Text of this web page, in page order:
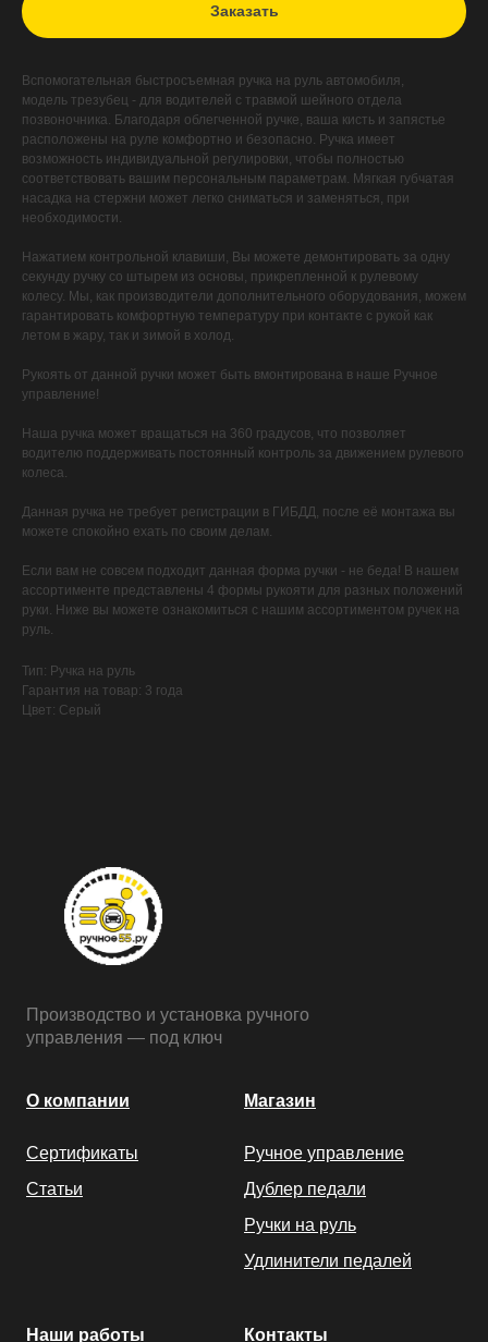
Заказать
Вспомогательная быстросъемная ручка на руль автомобиля,
модель трезубец - для водителей с травмой шейного отдела
позвоночника. Благодаря облегченной ручке, ваша кисть и запястье
расположены на руле комфортно и безопасно. Ручка имеет
возможность индивидуальной регулировки, чтобы полностью
соответствовать вашим персональным параметрам. Мягкая губчатая
насадка на стержни может легко сниматься и заменяться, при
необходимости.
Нажатием контрольной клавиши, Вы можете демонтировать за одну
секунду ручку со штырем из основы, прикрепленной к рулевому
колесу. Мы, как производители дополнительного оборудования, можем
гарантировать комфортную температуру при контакте с рукой как
летом в жару, так и зимой в холод.
Рукоять от данной ручки может быть вмонтирована в наше Ручное
управление!
Наша ручка может вращаться на 360 градусов, что позволяет
водителю поддерживать постоянный контроль за движением рулевого
колеса.
Данная ручка не требует регистрации в ГИБДД, после её монтажа вы
можете спокойно ехать по своим делам.
Если вам не совсем подходит данная форма ручки - не беда! В нашем
ассортименте представлены 4 формы рукояти для разных положений
руки. Ниже вы можете ознакомиться с нашим ассортиментом ручек на
руль.
Тип: Ручка на руль
Гарантия на товар: 3 года
Цвет: Серый
Производство и установка ручного
управления — под ключ
О компании
Сертификаты
Статьи
Магазин
Ручное управление
Дублер педали
Ручки на руль
Удлинители педалей
Наши работы Контакты